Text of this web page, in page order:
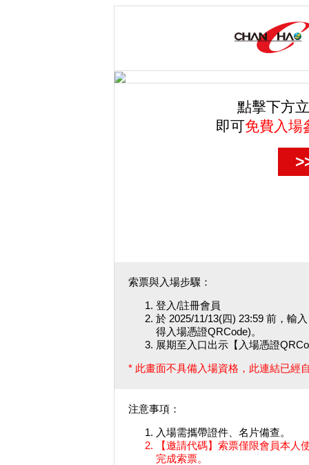
點擊下方
即可免費入場
索票與入場步驟：
登入/註冊會員
於 2025/11/13(四) 23:59 前，輸
得入場憑證QRCode)。
展期至入口出示【入場憑證
* 此畫面不具備入場資格，此連結已經
注意事項：
入場需攜帶證件、名片備查。
【邀請代碼】索票僅限會員本
完成索票。